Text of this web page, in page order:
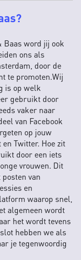
Baas word jij ook
ons als
door de
te promoten.Wij
is op welk
gebruikt door
vaker naar
van Facebook
op jouw
Twitter. Hoe zit
door een iets
vrouwen. Dit
van
en
waarop snel,
algemeen wordt
het wordt tevens
hebben we als
je tegenwoordig